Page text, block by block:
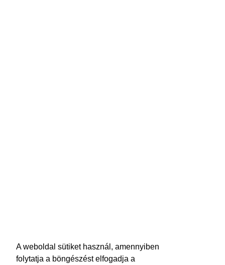
A weboldal sütiket használ, amennyiben
folytatja a böngészést elfogadja a